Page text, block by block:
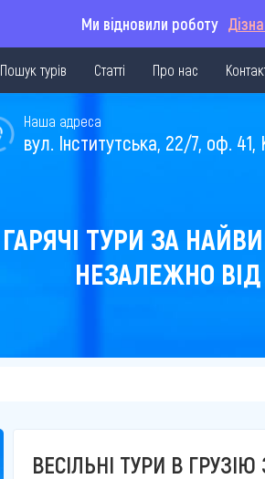
Ми відновили роботу
Пошук турів Статті Про нас
Наша адреса
вул. Інститутська, 22/7, оф. 41,
ГАРЯЧІ ТУРИ ЗА
НЕЗАЛЕЖНО
ВЕСІЛЬНІ ТУРИ В